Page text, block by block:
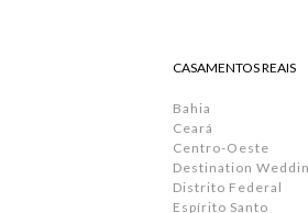
CASAMENTOS REAIS
Bahia
Ceará
Centro-Oeste
Destination
Distrito Federal
Espírito Santo